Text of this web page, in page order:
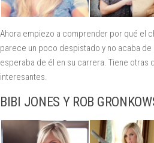
Ahora empiezo a comprender por qué el
parece un poco despistado y no acaba
esperaba de él en su carrera. Tiene otras
interesantes.
BIBI JONES Y ROB